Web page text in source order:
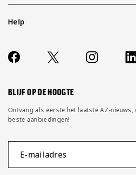
Help
Contact
FAQ
Socials
https://www.facebook.com/
X Instagram
BLIJF OP DE HOOGTE
Ontvang als eerste het laatste AZ-nieuws,
beste aanbiedingen!
E-mailadres